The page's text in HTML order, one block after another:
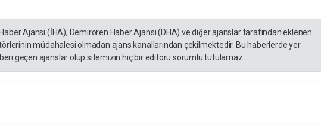
Ajansı (İHA), Demirören Haber Ajansı (DHA) ve diğer ajanslar tarafından eklenen
müdahalesi olmadan ajans kanallarından çekilmektedir. Bu haberlerde yer
geçen ajanslar olup sitemizin hiç bir editörü sorumlu tutulamaz...